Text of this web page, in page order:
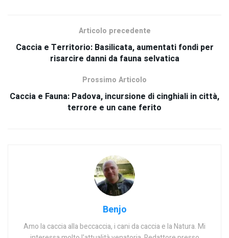
Articolo precedente
Caccia e Territorio: Basilicata, aumentati fondi per
risarcire danni da fauna selvatica
Prossimo Articolo
Caccia e Fauna: Padova, incursione di cinghiali in città,
terrore e un cane ferito
Benjo
Amo la caccia alla beccaccia, i cani da caccia e la Natura. Mi